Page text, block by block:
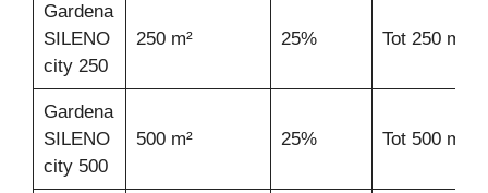
Gardena
SILENO
city 250
250 m² 25% Tot 250 m²
Gardena
SILENO
city 500
500 m² 25% Tot 500 m²